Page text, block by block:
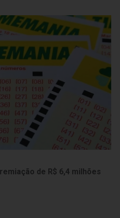
de R$ 6,4 milhões